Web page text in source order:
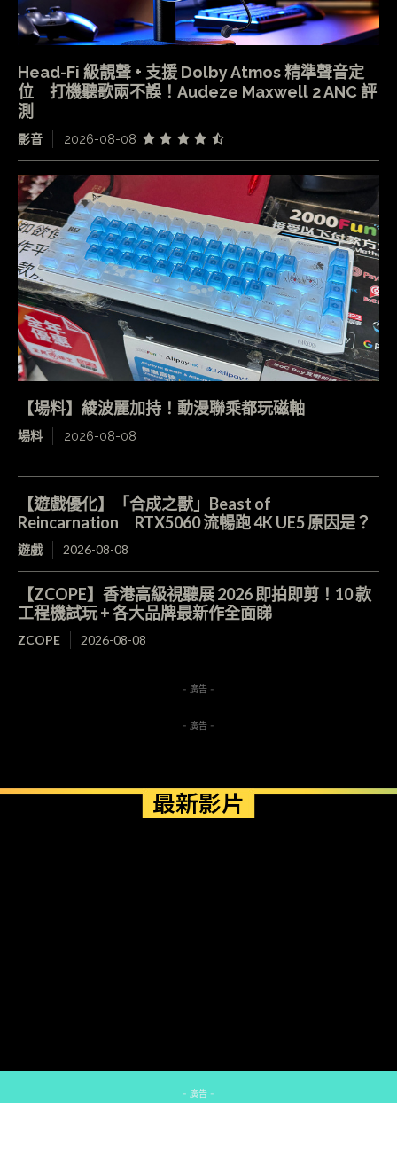
Head-Fi 級靚聲 + 支援 Dolby Atmos 精準聲音定
位 打機聽歌兩不誤！Audeze Maxwell 2 ANC 評
測
影音 2026-08-08
【場料】綾波麗加持！動漫聯乘都玩磁軸
場料 2026-08-08
【遊戲優化】「合成之獸」Beast of
Reincarnation RTX5060 流暢跑 4K UE5 原因是？
遊戲 2026-08-08
【ZCOPE】香港高級視聽展 2026 即拍即剪！10 款
工程機試玩 + 各大品牌最新作全面睇
ZCOPE 2026-08-08
- 廣告 -
- 廣告 -
最新影片
- 廣告 -